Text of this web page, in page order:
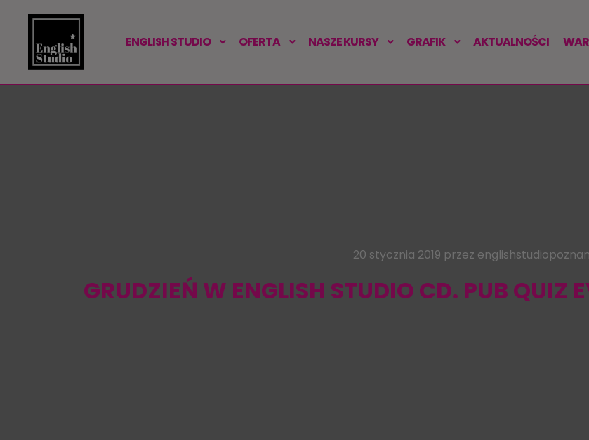
ENGLISH STUDIO OFERTA NASZE KURSY GRAFIK AKTUALNOŚCI
20 stycznia 2019 przez englishstudiopoznan
GRUDZIEŃ W ENGLISH STUDIO CD. PUB QUIZ